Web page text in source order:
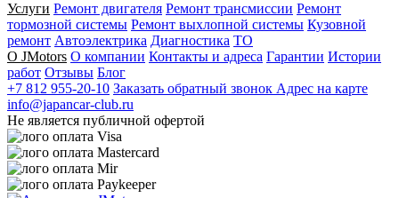
Услуги Ремонт двигателя Ремонт трансмиссии Ремонт
тормозной системы Ремонт выхлопной системы Кузовной
ремонт Автоэлектрика Диагностика ТО
О JMotors О компании Контакты и адреса Гарантии Истории
работ Отзывы Блог
+7 812 955-20-10 Заказать обратный звонок Адрес на карте
info@japancar-club.ru
Не является публичной офертой